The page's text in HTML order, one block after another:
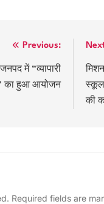
Previous:
में “व्यापारी
का हुआ आयोजन
स्कूल
की
Required fields are